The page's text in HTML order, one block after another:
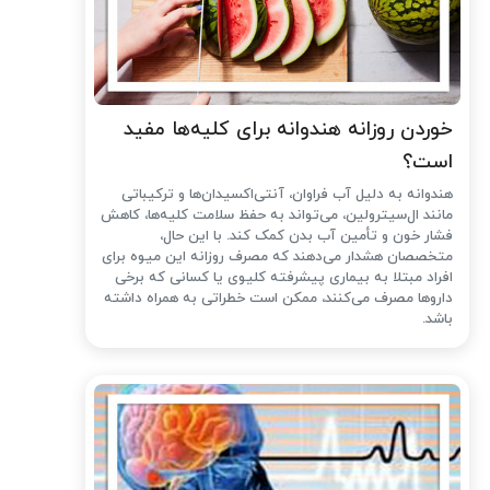
خوردن روزانه هندوانه برای کلیه‌ها مفید
است؟
هندوانه به دلیل آب فراوان، آنتی‌اکسیدان‌ها و ترکیباتی
مانند ال‌سیترولین، می‌تواند به حفظ سلامت کلیه‌ها، کاهش
فشار خون و تأمین آب بدن کمک کند. با این حال،
متخصصان هشدار می‌دهند که مصرف روزانه این میوه برای
افراد مبتلا به بیماری پیشرفته کلیوی یا کسانی که برخی
داروها مصرف می‌کنند، ممکن است خطراتی به همراه داشته
باشد.